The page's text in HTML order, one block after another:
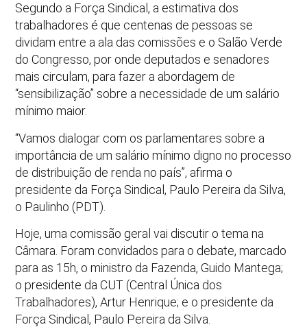
Segundo a Força Sindical, a estimativa dos
trabalhadores é que centenas de pessoas se
dividam entre a ala das comissões e o Salão Verde
do Congresso, por onde deputados e senadores
mais circulam, para fazer a abordagem de
“sensibilização” sobre a necessidade de um salário
mínimo maior.
“Vamos dialogar com os parlamentares sobre a
importância de um salário mínimo digno no processo
de distribuição de renda no país”, afirma o
presidente da Força Sindical, Paulo Pereira da Silva,
o Paulinho (PDT).
Hoje, uma comissão geral vai discutir o tema na
Câmara. Foram convidados para o debate, marcado
para as 15h, o ministro da Fazenda, Guido Mantega;
o presidente da CUT (Central Única dos
Trabalhadores), Artur Henrique; e o presidente da
Força Sindical, Paulo Pereira da Silva.